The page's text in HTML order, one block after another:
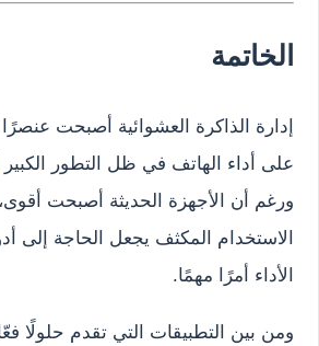
الخاتمة
إدارة الذاكرة العشوائية أصبحت
على أداء الهاتف في ظل التطور الكبير
ورغم أن الأجهزة الحديثة أصبحت أقوى،
الاستخدام المكثف يجعل الحاجة إلى
الأداء أمرًا مهمًا.
ومن بين التطبيقات التي تقدم حلولًا